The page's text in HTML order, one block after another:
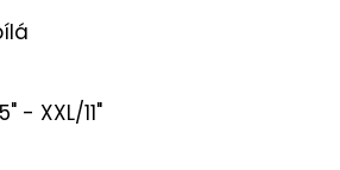
- XXL/11"